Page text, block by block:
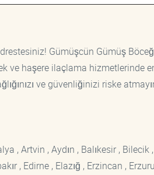
Gümüşcün Gümüş
ve haşere ilaçlama hizmetlerinde
ve güvenliğinizi riske
, Artvin , Aydın , Balıkesir , Bilecik
, Edirne , Elazığ , Erzincan ,